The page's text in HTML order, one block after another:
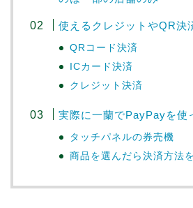
使えるクレジットやQR決
QRコード決済
ICカード決済
クレジット決済
実際に一蘭でPayPayを使
タッチパネルの券売機
商品を選んだら決済方法